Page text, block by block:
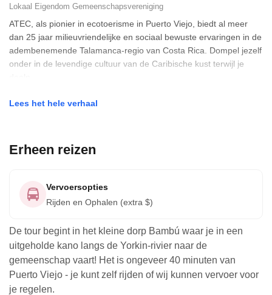
Lokaal Eigendom Gemeenschapsvereniging
ATEC, als pionier in ecotoerisme in Puerto Viejo, biedt al meer
dan 25 jaar milieuvriendelijke en sociaal bewuste ervaringen in de
adembenemende Talamanca-regio van Costa Rica. Dompel jezelf
onder in de levendige cultuur van de Caribische kust terwijl je
Lees het hele verhaal
Erheen reizen
Vervoersopties
Rijden en Ophalen (extra $)
De tour begint in het kleine dorp Bambú waar je in een
uitgeholde kano langs de Yorkin-rivier naar de
gemeenschap vaart! Het is ongeveer 40 minuten van
Puerto Viejo - je kunt zelf rijden of wij kunnen vervoer voor
je regelen.